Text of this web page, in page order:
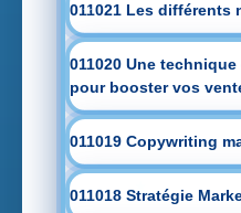
011021 Les différents
011020 Une
pour booster vos
011019 Copywriting
011018 Stratégie